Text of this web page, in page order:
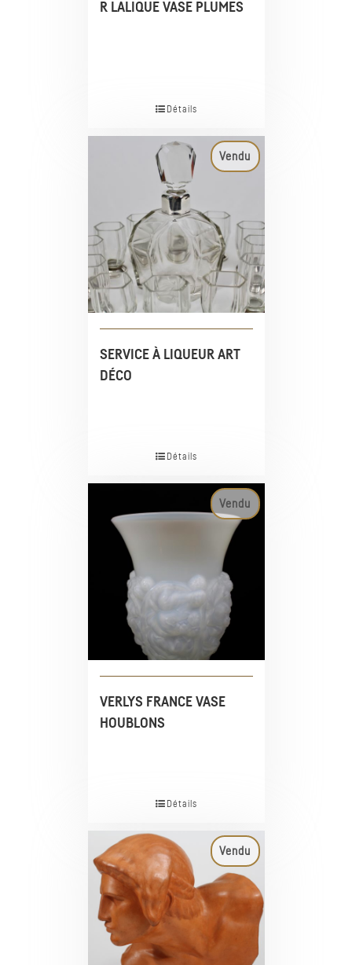
R LALIQUE VASE PLUMES
Détails
Vendu
SERVICE À LIQUEUR ART
DÉCO
Détails
Vendu
VERLYS FRANCE VASE
HOUBLONS
Détails
Vendu